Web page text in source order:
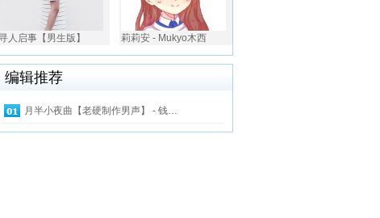
人启事【男生版】 莉莉安 - Mukyo木西
编辑推荐
月半小夜曲【老硬制作男声】 - 钱…